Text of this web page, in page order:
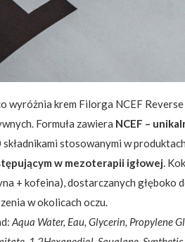
wyróżnia krem Filorga NCEF
Formuła zawiera NCEF –
składnikami stosowanymi w
w mezoterapii igłowej.
+ kofeina), dostarczanych
w okolicach oczu.
Aqua Water, Eau, Glycerin, Propylene